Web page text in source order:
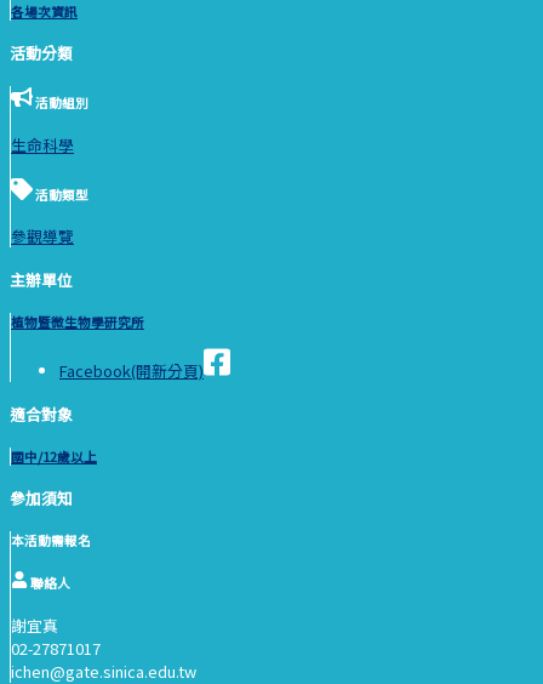
各場次資訊
活動分類
活動組別
生命科學
活動類型
參觀導覽
主辦單位
植物暨微生物學研究所
Facebook(開新分頁)
適合對象
國中/12歲以上
參加須知
本活動需報名
聯絡人
謝宜真
02-27871017
ichen@gate.sinica.edu.tw